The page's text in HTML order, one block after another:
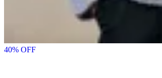
40% OFF